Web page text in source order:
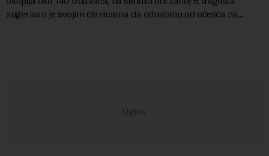
sugerisao je svojim članicama da odustanu od učešća na